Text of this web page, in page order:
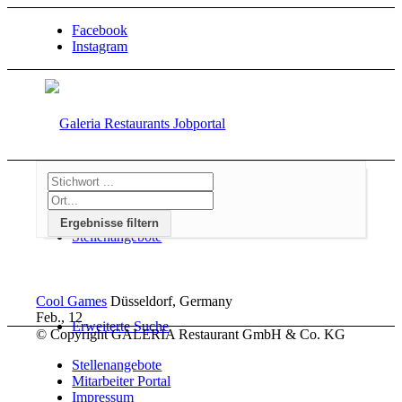
Facebook
Instagram
Stellenangebote
Erweiterte Suche
Ergebnisse filtern
Cool Games Düsseldorf, Germany
Feb., 12
© Copyright GALERIA Restaurant GmbH & Co. KG
Stellenangebote
Mitarbeiter Portal
Impressum